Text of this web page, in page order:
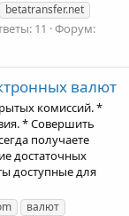
betatransfer.net
11
Форум:
валют
комиссий. *
* Совершить
получаете
достаточных
доступные для
валют